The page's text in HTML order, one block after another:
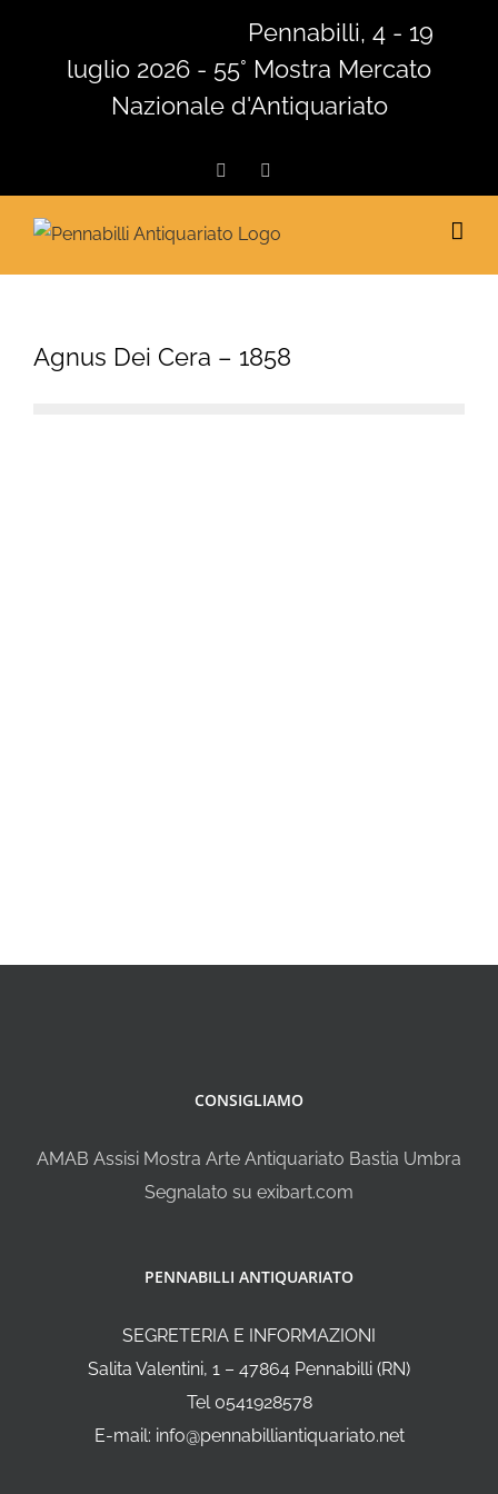
contenuto
Pennabilli, 4 - 19
luglio 2026 - 55° Mostra Mercato
Nazionale d'Antiquariato
Facebook
Agnus Dei Cera – 1858
CONSIGLIAMO
AMAB Assisi Mostra Arte Antiquariato Bastia Umbra
Segnalato su exibart.com
PENNABILLI ANTIQUARIATO
SEGRETERIA E INFORMAZIONI
Salita Valentini, 1 – 47864 Pennabilli (RN)
Tel 0541928578
E-mail: info@pennabilliantiquariato.net